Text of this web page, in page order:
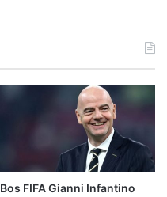
Bos FIFA Gianni Infantino